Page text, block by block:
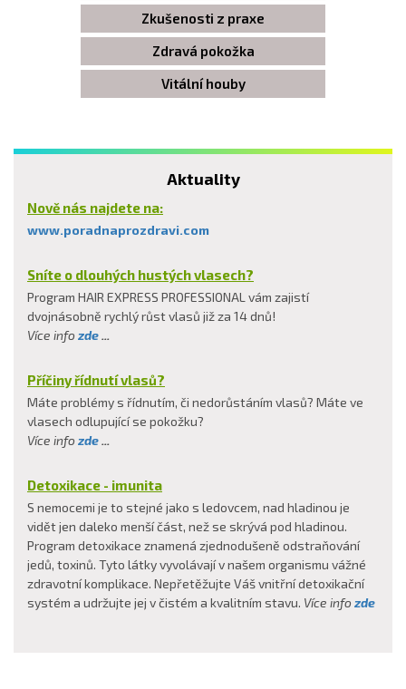
Zkušenosti z praxe
Zdravá pokožka
Vitální houby
Aktuality
Nově nás najdete na:
www.poradnaprozdravi.com
Sníte o dlouhých hustých vlasech?
Program HAIR EXPRESS PROFESSIONAL vám zajistí
dvojnásobně rychlý růst vlasů již za 14 dnů!
Více info zde...
Příčiny řídnutí vlasů?
Máte problémy s řídnutím, či nedorůstáním vlasů? Máte ve
vlasech odlupující se pokožku?
Více info zde...
Detoxikace - imunita
S nemocemi je to stejné jako s ledovcem, nad hladinou je
vidět jen daleko menší část, než se skrývá pod hladinou.
Program detoxikace znamená zjednodušeně odstraňování
jedů, toxinů. Tyto látky vyvolávají v našem organismu vážné
zdravotní komplikace. Nepřetěžujte Váš vnitřní detoxikační
systém a udržujte jej v čistém a kvalitním stavu. Více info zde